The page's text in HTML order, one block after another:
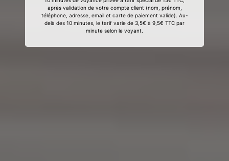
après validation de votre compte client (nom, prénom,
téléphone, adresse, email et carte de paiement valide). Au-
delà des 10 minutes, le tarif varie de 3,5€ à 9,5€ TTC par
minute selon le voyant.